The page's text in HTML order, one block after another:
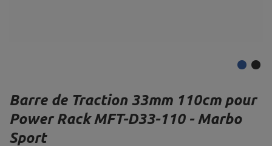
Barre de Traction 33mm 110cm pour
Power Rack MFT-D33-110 - Marbo
Sport